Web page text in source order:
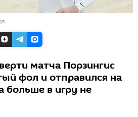
матча Порзингис
фол и отправился на
больше в игру не